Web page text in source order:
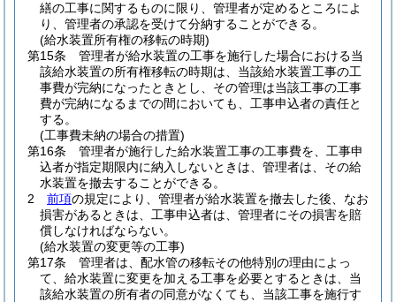
繕の工事に関するものに限り、管理者が定めるところによ
り、管理者の承認を受けて分納することができる。
(給水装置所有権の移転の時期)
第15条
管理者が給水装置の工事を施行した場合における当
該給水装置の所有権移転の時期は、当該給水装置工事の工
事費が完納になったときとし、その管理は当該工事の工事
費が完納になるまでの間においても、工事申込者の責任と
する。
(工事費未納の場合の措置)
第16条
管理者が施行した給水装置工事の工事費を、工事申
込者が指定期限内に納入しないときは、管理者は、その給
水装置を撤去することができる。
2
前項の規定により、管理者が給水装置を撤去した後、なお
損害があるときは、工事申込者は、管理者にその損害を賠
償しなければならない。
(給水装置の変更等の工事)
第17条
管理者は、配水管の移転その他特別の理由によっ
て、給水装置に変更を加える工事を必要とするときは、当
該給水装置の所有者の同意がなくても、当該工事を施行す